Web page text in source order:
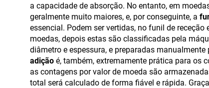
a capacidade de absorção. No entanto, em
geralmente muito maiores, e, por conseguinte, a
essencial. Podem ser vertidas, no funil de
moedas, depois estas são classificadas pela
diâmetro e espessura, e preparadas manualmente
adição é, também, extremamente prática para os
as contagens por valor de moeda são
total será calculado de forma fiável e rápida.